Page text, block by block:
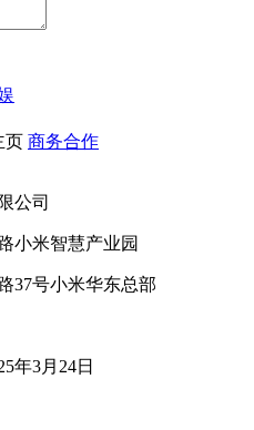
页 商务合作
公司
小米智慧产业园
37号小米华东总部
年3月24日